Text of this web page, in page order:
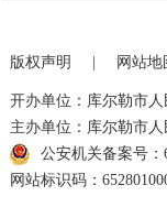
版权声明 | 网站地
开办单位：库尔勒市
主办单位：库尔勒市
公安机关备案号：
网站标识码：